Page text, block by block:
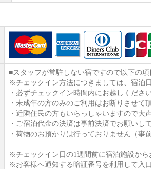
■スタッフが常駐しない宿ですので以下の項
※チェックイン方法につきましては、宿泊日
・必ずチェックイン時間内にお越しくださ
・未成年の方のみのご利用はお断りさせて頂
・近隣住民の方もいらっしゃいますので大
・ご宿泊代金の決済は事前決済でお願いして
・荷物のお預かりは行っておりません（事
※チェックイン日の1週間前に宿泊施設から
※お客様へ通知する暗証番号を利用して入口